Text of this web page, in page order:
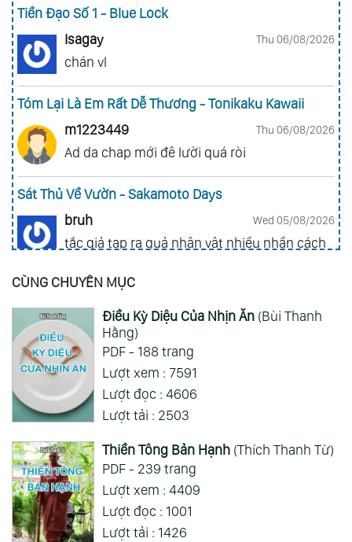
Tiền Đạo Số 1 - Blue Lock
Isagay
Thu 06/08/2026
chán vl
Tóm Lại Là Em Rất Dễ Thương - Tonikaku Kawaii
m1223449
Thu 06/08/2026
Ad da chap mới đê lười quá ròi
Sát Thủ Về Vườn - Sakamoto Days
bruh
Wed 05/08/2026
tắc giả tạp ra quả nhân vật nhiều nhần cách
Gia Đình Điệp Viên - Spy X Family
ai hỏi 123
Wed 05/08/2026
Mong 1 ngày shop ra 2 chap
Xem Thêm
CÙNG CHUYÊN MỤC
Điều Kỳ Diệu Của Nhịn Ăn(Bùi Thanh
Hằng)
PDF - 188 trang
Lượt xem : 7591
Lượt đọc : 4606
Lượt tải : 2503
Thiền Tông Bản Hạnh(Thích Thanh Từ)
PDF - 239 trang
Lượt xem : 4409
Lượt đọc : 1001
Lượt tải : 1426